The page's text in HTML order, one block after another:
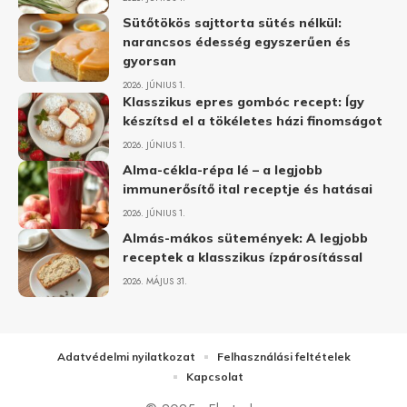
Sütőtökös sajttorta sütés nélkül:
narancsos édesség egyszerűen és
gyorsan
2026. JÚNIUS 1.
Klasszikus epres gombóc recept: Így
készítsd el a tökéletes házi finomságot
2026. JÚNIUS 1.
Alma-cékla-répa lé – a legjobb
immunerősítő ital receptje és hatásai
2026. JÚNIUS 1.
Almás-mákos sütemények: A legjobb
receptek a klasszikus ízpárosítással
2026. MÁJUS 31.
Adatvédelmi nyilatkozat
Felhasználási feltételek
Kapcsolat